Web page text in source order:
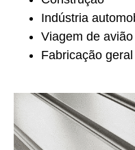
Indústria
Viagem de avião
Fabricação geral